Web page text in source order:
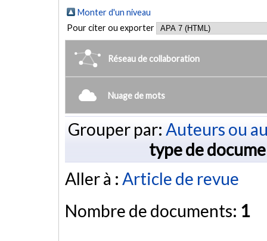
Monter d'un niveau
Pour citer ou exporter
Réseau de collaboration
Nuage de mots
Grouper par: Auteurs ou
type de
Aller à : Article de revue
Nombre de documents: 1